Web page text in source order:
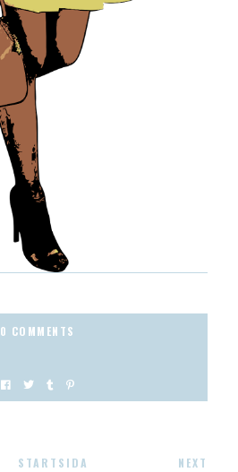
0 COMMENTS
STARTSIDA NEXT